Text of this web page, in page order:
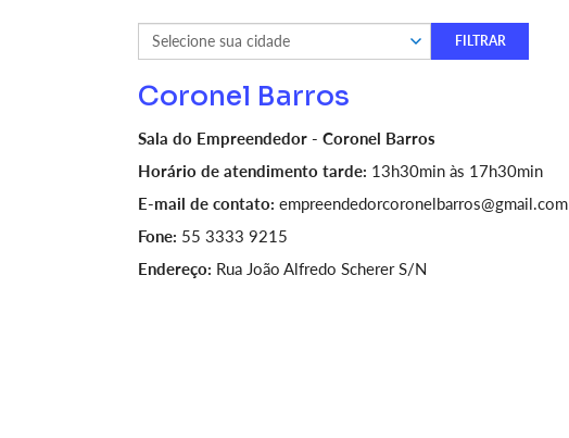
Coronel Barros
Sala do Empreendedor - Coronel Barros
Horário de atendimento tarde: 13h30min às 17h30min
E-mail de contato: empreendedorcoronelbarros@gmail.com
Fone: 55 3333 9215
Endereço: Rua João Alfredo Scherer S/N